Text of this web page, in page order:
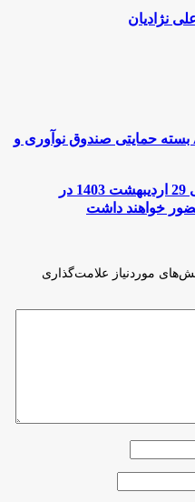
نژادیان
برنامه «جهش تولید دانش‌بنیان» با ۸ بسته حمایتی صندوق نوآوری و
بیش از ۷۰۰ شرکت داخلی و خارجی 29 اردیبهشت 1403 در
خواهند داشت
موردنیاز علامت‌گذاری